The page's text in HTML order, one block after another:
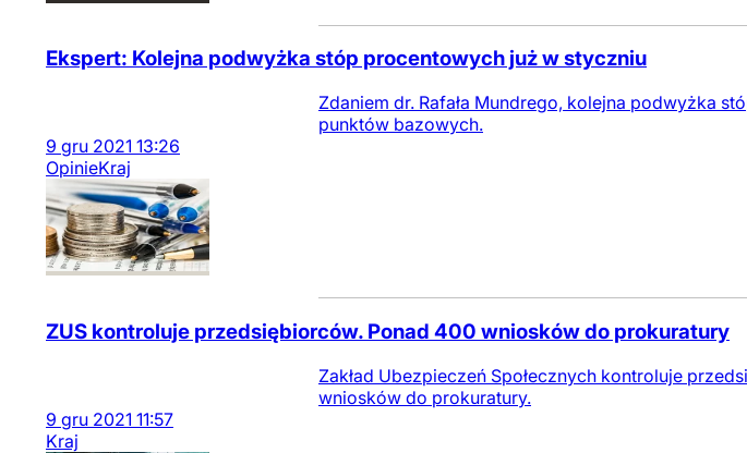
Ekspert: Kolejna podwyżka stóp procentowych już w styczniu
Zdaniem dr. Rafała Mundrego, kolejna podwyżka
punktów bazowych.
9 gru 2021 13:26
OpinieKraj
ZUS kontroluje przedsiębiorców. Ponad 400 wniosków do prokuratury
Zakład Ubezpieczeń Społecznych kontroluje
wniosków do prokuratury.
9 gru 2021 11:57
Kraj